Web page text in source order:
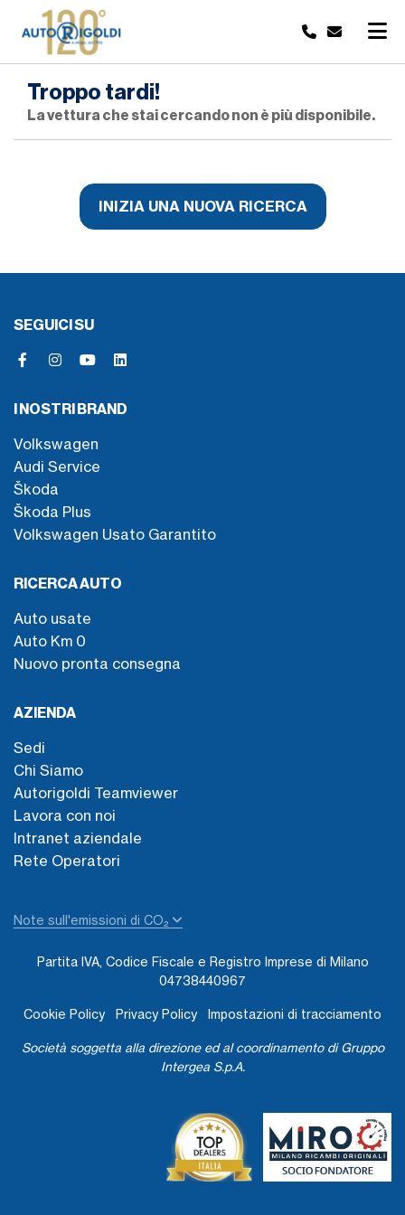
Troppo tardi!
La vettura che stai cercando non è più disponibile.
INIZIA UNA NUOVA RICERCA
SEGUICI SU
I NOSTRI BRAND
Volkswagen
Audi Service
Škoda
Škoda Plus
Volkswagen Usato Garantito
RICERCA AUTO
Auto usate
Auto Km 0
Nuovo pronta consegna
AZIENDA
Sedi
Chi Siamo
Autorigoldi Teamviewer
Lavora con noi
Intranet aziendale
Rete Operatori
Note sull'emissioni di CO₂
Partita IVA, Codice Fiscale e Registro Imprese di Milano
04738440967
Cookie Policy Privacy Policy Impostazioni di tracciamento
Società soggetta alla direzione ed al coordinamento di Gruppo
Intergea S.p.A.